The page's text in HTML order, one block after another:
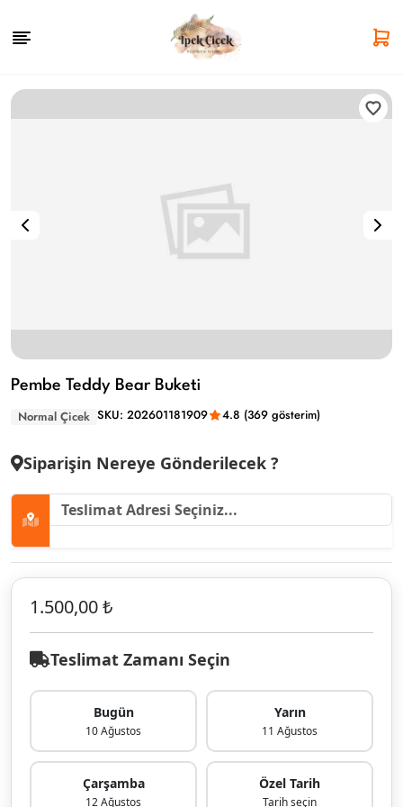
Pembe Teddy Bear Buketi
Normal Çicek SKU: 202601181909 4.8 (369 gösterim)
Siparişin Nereye Gönderilecek ?
1.500,00 ₺
Teslimat Zamanı Seçin
Bugün
10 Ağustos
Yarın
11 Ağustos
Çarşamba
12 Ağustos
Özel Tarih
Tarih seçin